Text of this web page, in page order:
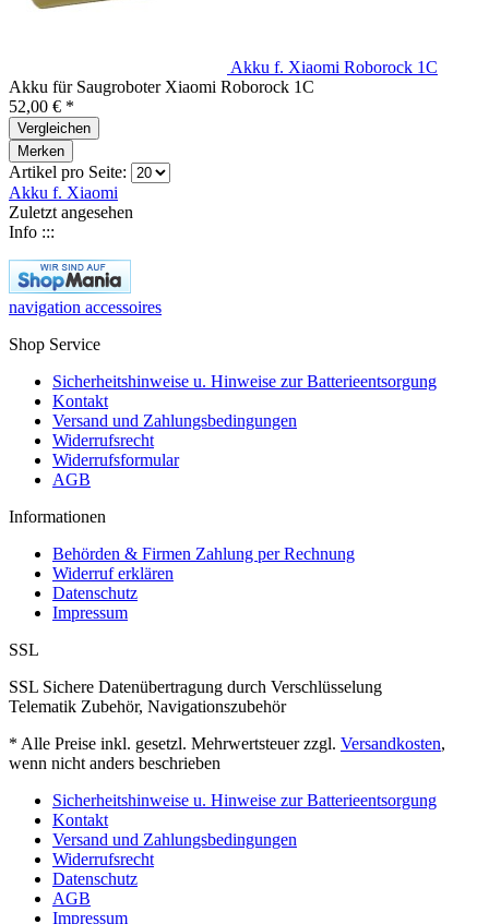
Akku f. Xiaomi Roborock 1C
Akku für Saugroboter Xiaomi Roborock 1C
52,00 € *
Vergleichen
Merken
Artikel pro Seite:
Akku f. Xiaomi
Zuletzt angesehen
Info :::
navigation accessoires
Shop Service
Sicherheitshinweise u. Hinweise zur Batterieentsorgung
Kontakt
Versand und Zahlungsbedingungen
Widerrufsrecht
Widerrufsformular
AGB
Informationen
Behörden & Firmen Zahlung per Rechnung
Widerruf erklären
Datenschutz
Impressum
SSL
SSL Sichere Datenübertragung durch Verschlüsselung
Telematik Zubehör, Navigationszubehör
* Alle Preise inkl. gesetzl. Mehrwertsteuer zzgl. Versandkosten,
wenn nicht anders beschrieben
Sicherheitshinweise u. Hinweise zur Batterieentsorgung
Kontakt
Versand und Zahlungsbedingungen
Widerrufsrecht
Datenschutz
AGB
Impressum